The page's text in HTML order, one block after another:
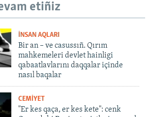
etiñiz
İNSAN AQLARI
Bir an – ve casussıñ. Qırım
mahkemeleri devlet hainligi
qabaatlavlarını daqqalar içinde
nasıl baqalar
CEMİYET
"Er kes qaça, er kes kete": cenk